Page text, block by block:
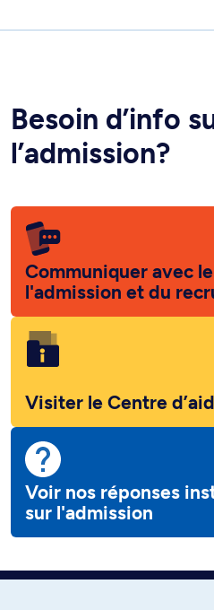
Besoin d’info
l’admission?
Communiquer avec
l'admission et du
Visiter le Centre
Voir nos réponses
sur l'admission